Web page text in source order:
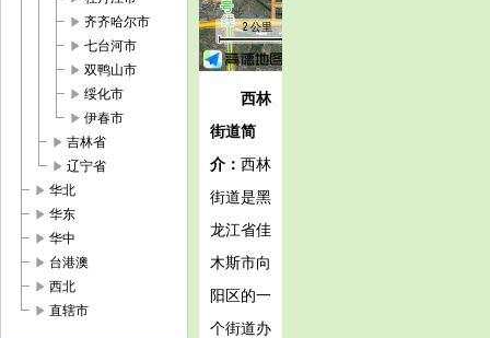
play_arrow 齐齐哈尔市
play_arrow 七台河市
play_arrow 双鸭山市
play_arrow 绥化市
play_arrow 伊春市
play_arrow 吉林省
play_arrow 辽宁省
play_arrow 华北
play_arrow 华东
play_arrow 华中
play_arrow 台港澳
play_arrow 西北
play_arrow 直辖市
2 公里
西林
街道简
介： 西林
街道是黑
龙江省佳
木斯市向
阳区的一
个街道办